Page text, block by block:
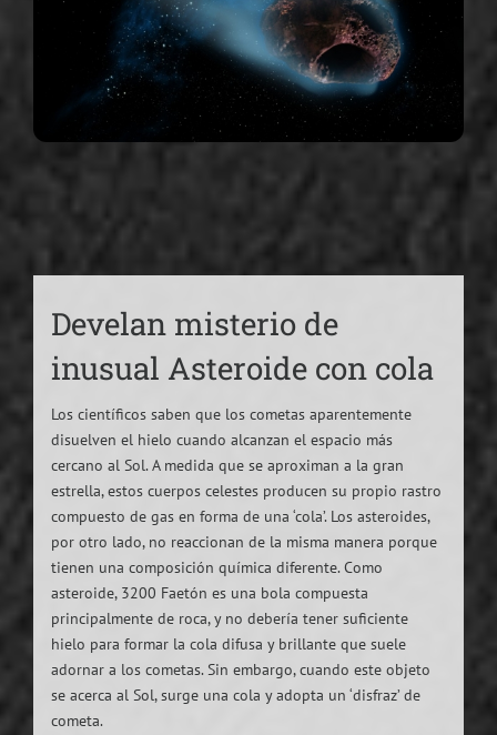
Develan misterio de
inusual Asteroide con cola
Los científicos saben que los cometas aparentemente
disuelven el hielo cuando alcanzan el espacio más
cercano al Sol. A medida que se aproximan a la gran
estrella, estos cuerpos celestes producen su propio rastro
compuesto de gas en forma de una ‘cola’. Los asteroides,
por otro lado, no reaccionan de la misma manera porque
tienen una composición química diferente. Como
asteroide, 3200 Faetón es una bola compuesta
principalmente de roca, y no debería tener suficiente
hielo para formar la cola difusa y brillante que suele
adornar a los cometas. Sin embargo, cuando este objeto
se acerca al Sol, surge una cola y adopta un ‘disfraz’ de
cometa.